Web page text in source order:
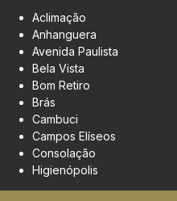
Aclimação
Anhanguera
Avenida Paulista
Bela Vista
Bom Retiro
Brás
Cambuci
Campos Elíseos
Consolação
Higienópolis